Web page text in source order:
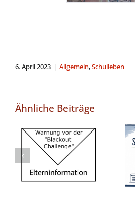
6. April 2023 | Allgemein,Schulleben
Ähnliche Beiträge
Warnung vor
der „Blackout
Challenge“